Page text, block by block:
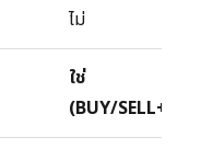
ไม่
ใช่
(BUY/SELL+SL/